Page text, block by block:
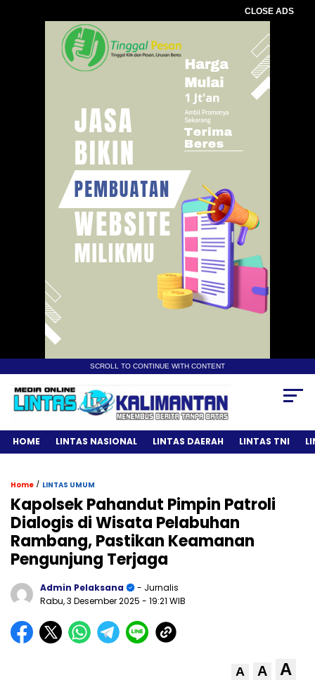
CLOSE ADS
SCROLL TO CONTINUE WITH CONTENT
HOME LINTAS NASIONAL LINTAS DAERAH LINTAS TNI
Home / LINTAS UMUM
Kapolsek Pahandut Pimpin Patroli
Dialogis di Wisata Pelabuhan
Rambang, Pastikan Keamanan
Pengunjung Terjaga
Admin Pelaksana
- Jurnalis
Rabu, 3 Desember 2025 - 19:21 WIB
A A A